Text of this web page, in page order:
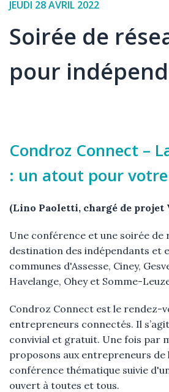
Date
l'événement
JEUDI 28 AVRIL 2022
Soirée de
pour
Élément
Texte
Condroz Connect –
: un atout pour
(Lino Paoletti, chargé de projet
Une conférence et une soirée de
destination des indépendants et
communes d'Assesse, Ciney,
Havelange, Ohey et Somme-
Condroz Connect est le rendez-
entrepreneurs connectés. Il
convivial et gratuit. Une fois par
proposons aux entrepreneurs de
conférence thématique suivie
ouvert à toutes et tous.